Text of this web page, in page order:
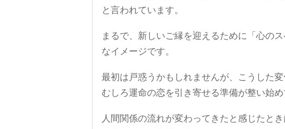
と言われています。
まるで、新しいご縁を迎えるために「心の
なイメージです。
最初は戸惑うかもしれませんが、こうした
むしろ運命の恋を引き寄せる準備が整い始
人間関係の流れが変わってきたと感じたと